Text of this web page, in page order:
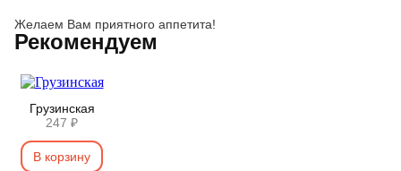
Желаем Вам приятного аппетита!
Рекомендуем
Грузинская
247 ₽
В корзину